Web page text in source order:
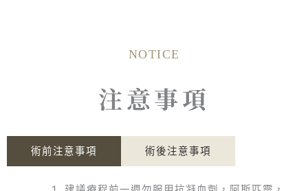
NOTICE
注意事項
術前注意事項 術後注意事項